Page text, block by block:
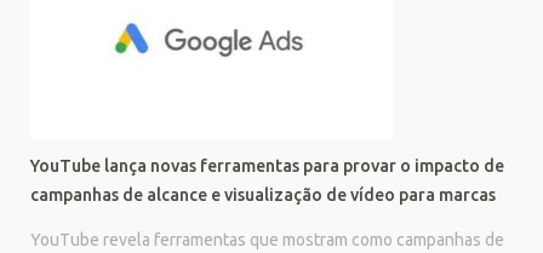
YouTube lança novas ferramentas para provar o impacto de
campanhas de alcance e visualização de vídeo para marcas
YouTube revela ferramentas que mostram como campanhas de